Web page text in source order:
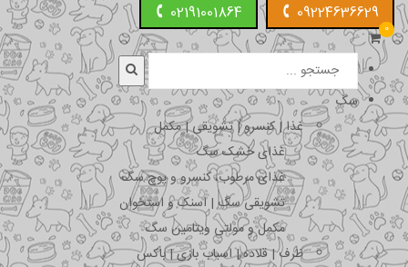
09224636629
02191001864
0
سگ
غذا | کنسرو | تشویقی | مکمل
غذای خشک سگ
غذای مرطوب، کنسرو و پوچ سگ
تشویقی سگ | اسنک و استخوان
مکمل و مولتی ویتامین سگ
ظرف | قلاده | اسباب بازی | باکس